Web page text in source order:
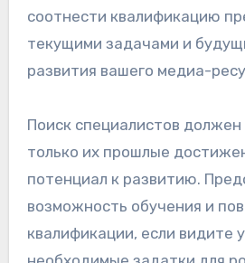
соотнести квалификацию
текущими задачами и
развития вашего медиа-
Поиск специалистов
только их прошлые
потенциал к развитию.
возможность обучения и
квалификации, если видите